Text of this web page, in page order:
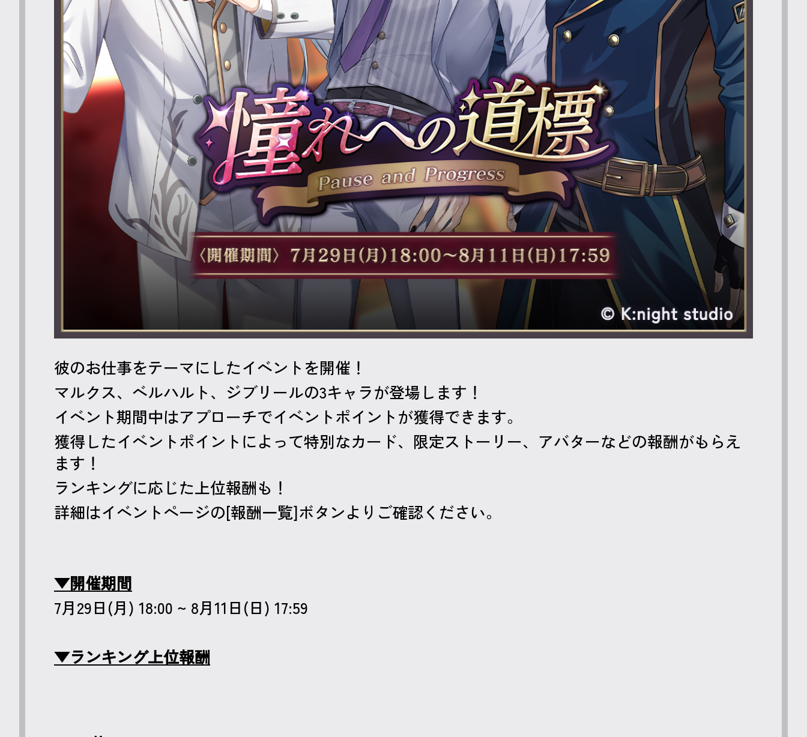
彼のお仕事をテーマにしたイベントを開催！
マルクス、ベルハルト、ジブリールの3キャラが登場します！
イベント期間中はアプローチでイベントポイントが獲得できます。
獲得したイベントポイントによって特別なカード、限定ストーリー、アバターなどの報酬がもらえ
ます！
ランキングに応じた上位報酬も！
詳細はイベントページの[報酬一覧]ボタンよりご確認ください。
▼開催期間
7月29日(月) 18:00 ~ 8月11日(日) 17:59
▼ランキング上位報酬